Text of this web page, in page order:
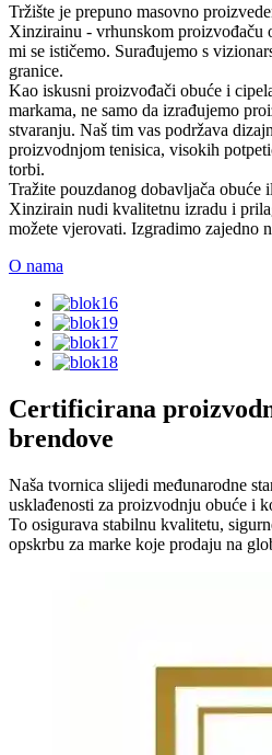
Tržište je prepuno masovno
Xinzirainu - vrhunskom proizvođaču
mi se ističemo. Surađujemo s
granice.
Kao iskusni proizvođači obuće i
markama, ne samo da izrađujemo
stvaranju. Naš tim vas podržava
proizvodnjom tenisica, visokih
torbi.
Tražite pouzdanog dobavljača
Xinzirain nudi kvalitetnu izradu i
možete vjerovati. Izgradimo zajedno
O nama
Certificirana
brendove
Naša tvornica slijedi međunarodne
usklađenosti za proizvodnju obuće i
To osigurava stabilnu kvalitetu,
opskrbu za marke koje prodaju na